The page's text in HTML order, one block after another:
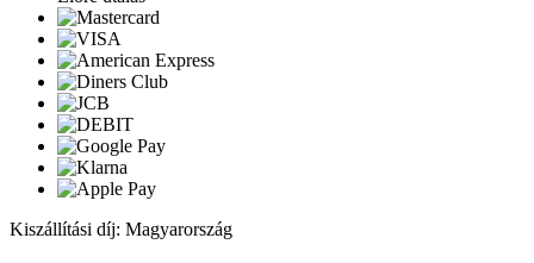
Kiszállítási díj: Magyarország